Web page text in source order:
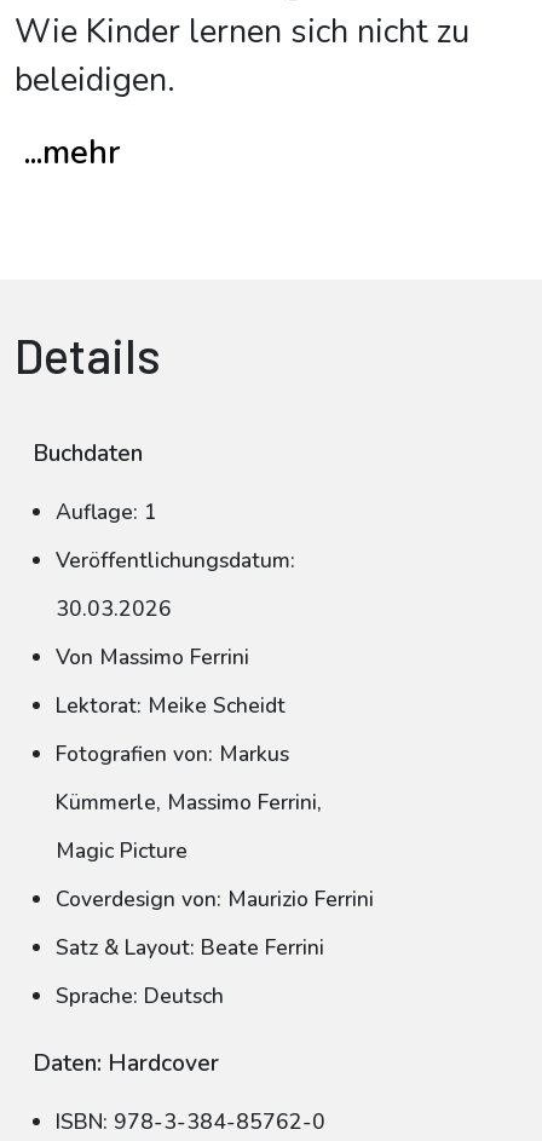
Wie Kinder lernen sich nicht zu
beleidigen.
...mehr
Details
Buchdaten
Auflage: 1
Veröffentlichungsdatum:
30.03.2026
Von Massimo Ferrini
Lektorat: Meike Scheidt
Fotografien von: Markus
Kümmerle, Massimo Ferrini,
Magic Picture
Coverdesign von: Maurizio Ferrini
Satz & Layout: Beate Ferrini
Sprache: Deutsch
Daten: Hardcover
ISBN: 978-3-384-85762-0